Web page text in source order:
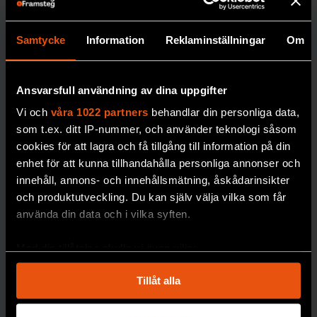
Samtycke Information Reklaminställningar Om
Ansvarsfull användning av dina uppgifter
Vi och våra 1022 partners behandlar din personliga data,
som t.ex. ditt IP-nummer, och använder teknologi såsom
cookies för att lagra och få tillgång till information på din
enhet för att kunna tillhandahålla personliga annonser och
innehåll, annons- och innehållsmätning, åskådarinsikter
och produktutveckling. Du kan själv välja vilka som får
använda din data och i vilka syften.
som kan ha en noggrannhet på upp till flera meter
Identifiera din enhet genom att aktivt skanna den
Tillåt alla
omfattande när fler studier läggs
fram. Tidigare slutsatser om Arktis och hur
området påverkas av klimatuppvärmningen
har förstärkts över tid, säger Markku
Rummukainen.
Ska bidra med data
Michael Tjernström är professor i
meteorologi vid Stockholms universitet.
kollegan Paul Zieger att leda en
forskningsexpedition till Arktis
isbrytaren Oden. Tanken är att samla in
Naturhistor
iska säkrar
forskning
miljögifter
Miljöprovbanken vid
Naturhistoriska
riksmuseet är en av
världens äldsta och
mest omfattande. Nu
behöver den byggas
ut.